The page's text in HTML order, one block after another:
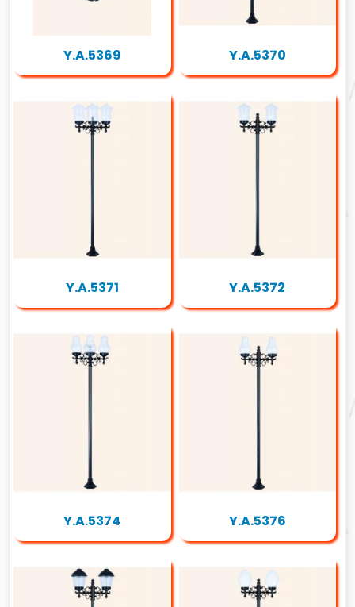
Y.A.5369 Y.A.5370
Y.A.5371 Y.A.5372
Y.A.5374 Y.A.5376